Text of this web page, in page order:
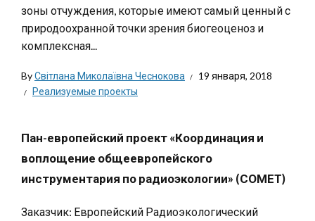
зоны отчуждения, которые имеют самый ценный с
природоохранной точки зрения биогеоценоз и
комплексная...
ByСвітлана Миколаївна Чеснокова
19 января, 2018
Реализуемые проекты
Пан-европейский проект «Координация и
воплощение общеевропейского
инструментария по радиоэкологии» (СОМЕТ)
Заказчик: Европейский Радиоэкологический